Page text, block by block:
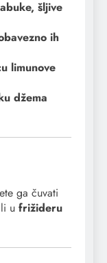
šljive
ih
limunove
džema
ga čuvati
u frižideru